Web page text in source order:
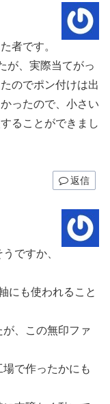
者です。
が、実際当てがっ
のでポン付けは出
ったので、小さい
ることができまし
返信
ですか、
にも使われること
、この無印ファ
で作ったかにも